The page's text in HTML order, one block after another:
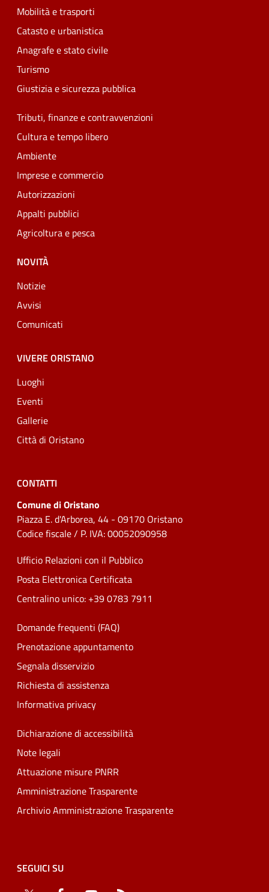
Mobilità e trasporti
Catasto e urbanistica
Anagrafe e stato civile
Turismo
Giustizia e sicurezza pubblica
Tributi, finanze e contravvenzioni
Cultura e tempo libero
Ambiente
Imprese e commercio
Autorizzazioni
Appalti pubblici
Agricoltura e pesca
NOVITÀ
Notizie
Avvisi
Comunicati
VIVERE ORISTANO
Luoghi
Eventi
Gallerie
Città di Oristano
CONTATTI
Comune di Oristano
Piazza E. d'Arborea, 44 - 09170 Oristano
Codice fiscale / P. IVA: 00052090958
Ufficio Relazioni con il Pubblico
Posta Elettronica Certificata
Centralino unico: +39 0783 7911
Domande frequenti (FAQ)
Prenotazione appuntamento
Segnala disservizio
Richiesta di assistenza
Informativa privacy
Dichiarazione di accessibilità
Note legali
Attuazione misure PNRR
Amministrazione Trasparente
Archivio Amministrazione Trasparente
SEGUICI SU